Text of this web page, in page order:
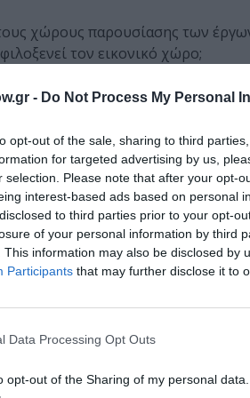
- Do Not Process My Personal
opt-out of the sale, sharing to third
for targeted advertising by us,
selection. Please note that after your opt-
interest-based ads based on personal
to third parties prior to your opt-
of your personal information by third
This information may also be disclosed by
Participants that may further disclose it to
Data Processing Opt Outs
opt-out of the Sharing of my personal data.
χώρους παρουσίασης των
τον εικονικό χώρο;
όλοι έχουμε αγαπήσει και πώς
αυτά τα ειδικά
σύστημα;
Νέων Μέσων:Μάνθος
με τη σειρά, ακολουθώντας την
cinema 360°, καθώς και έργα
Γεωργακοπούλου,